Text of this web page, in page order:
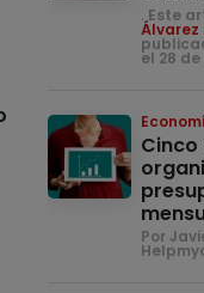
. Este
Álvarez
el 28 de
Por